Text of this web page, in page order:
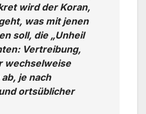
wird der Koran,
was mit jenen
soll, die „Unheil
Vertreibung,
wechselweise
je nach
ortsüblicher